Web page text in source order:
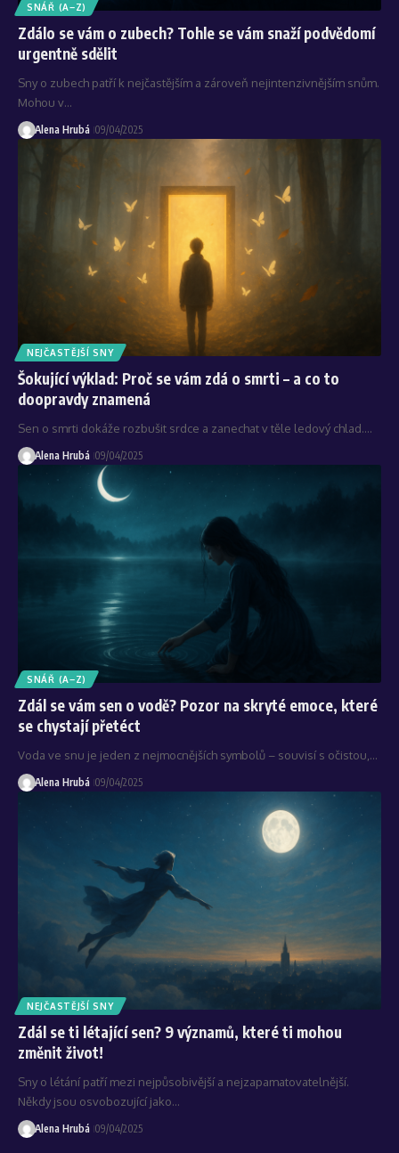
SNÁŘ (A–Z)
Zdálo se vám o zubech? Tohle se vám snaží podvědomí
urgentně sdělit
Sny o zubech patří k nejčastějším a zároveň nejintenzivnějším snům.
Mohou v…
Alena Hrubá 09/04/2025
NEJČASTĚJŠÍ SNY
Šokující výklad: Proč se vám zdá o smrti – a co to
doopravdy znamená
Sen o smrti dokáže rozbušit srdce a zanechat v těle ledový chlad.…
Alena Hrubá 09/04/2025
SNÁŘ (A–Z)
Zdál se vám sen o vodě? Pozor na skryté emoce, které
se chystají přetéct
Voda ve snu je jeden z nejmocnějších symbolů – souvisí s očistou,…
Alena Hrubá 09/04/2025
NEJČASTĚJŠÍ SNY
Zdál se ti létající sen? 9 významů, které ti mohou
změnit život!
Sny o létání patří mezi nejpůsobivější a nejzapamatovatelnější.
Někdy jsou osvobozující jako…
Alena Hrubá 09/04/2025